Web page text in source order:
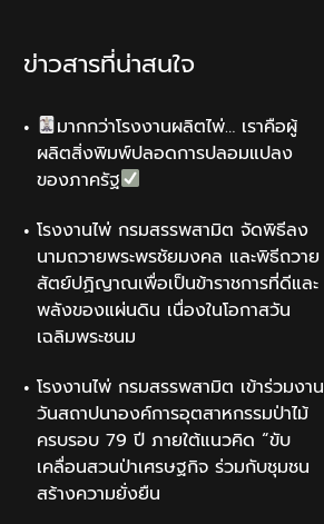
ข่าวสารที่น่าสนใจ
มากกว่าโรงงานผลิตไพ่… เราคือผู้
ผลิตสิ่งพิมพ์ปลอดการปลอมแปลง
ของภาครัฐ
โรงงานไพ่ กรมสรรพสามิต จัดพิธีลง
นามถวายพระพรชัยมงคล และพิธีถวาย
สัตย์ปฏิญาณเพื่อเป็นข้าราชการที่ดีและ
พลังของแผ่นดิน เนื่องในโอกาสวัน
เฉลิมพระชนม
โรงงานไพ่ กรมสรรพสามิต เข้าร่วมงาน
วันสถาปนาองค์การอุตสาหกรรมป่าไม้
ครบรอบ 79 ปี ภายใต้แนวคิด “ขับ
เคลื่อนสวนป่าเศรษฐกิจ ร่วมกับชุมชน
สร้างความยั่งยืน